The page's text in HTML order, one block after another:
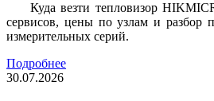
Куда везти тепловизор
сервисов, цены по узлам и разбор
измерительных серий.
Подробнее
30.07.2026